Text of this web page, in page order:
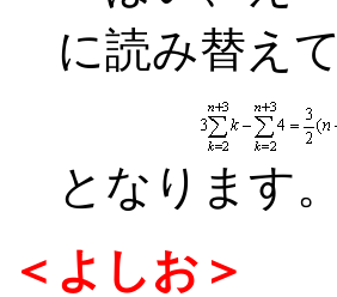
に読み替えて
となります。
＜よしお＞